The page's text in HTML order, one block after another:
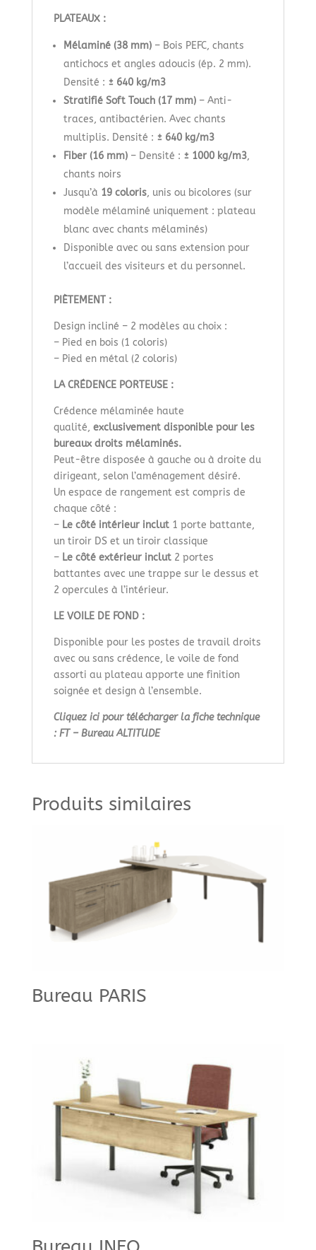
PLATEAUX :
Mélaminé (38 mm)– Bois PEFC, chants
antichocs et angles adoucis (ép. 2 mm).
Densité : ± 640 kg/m3
Stratifié Soft Touch (17 mm)– Anti-
traces, antibactérien. Avec chants
multiplis. Densité : ± 640 kg/m3
Fiber (16 mm)– Densité : ± 1000 kg/m3,
chants noirs
Jusqu’à 19 coloris, unis ou bicolores (sur
modèle mélaminé uniquement : plateau
blanc avec chants mélaminés)
Disponible avec ou sans extension pour
l’accueil des visiteurs et du personnel.
PIÈTEMENT :
Design incliné – 2 modèles au choix :
– Pied en bois (1 coloris)
– Pied en métal (2 coloris)
LA CRÉDENCE PORTEUSE :
Crédence mélaminée haute
qualité, exclusivement disponible pour les
bureaux droits mélaminés.
Peut-être disposée à gauche ou à droite du
dirigeant, selon l’aménagement désiré.
Un espace de rangement est compris de
chaque côté :
– Le côté intérieur inclut1 porte battante,
un tiroir DS et un tiroir classique
– Le côté extérieur inclut2 portes
battantes avec une trappe sur le dessus et
2 opercules à l’intérieur.
LE VOILE DE FOND :
Disponible pour les postes de travail droits
avec ou sans crédence, le voile de fond
assorti au plateau apporte une finition
soignée et design à l’ensemble.
Cliquez ici pour télécharger la fiche technique
: FT – Bureau ALTITUDE
Produits similaires
Bureau PARIS